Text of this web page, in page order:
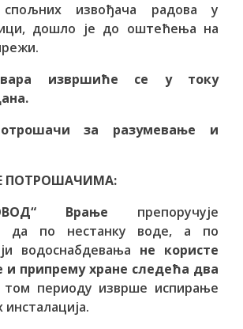
извођача радова у
дошло је до оштећења на
извршиће се у току
за разумевање и
ПОТРОШАЧИМА:
Врање препоручује
да по нестанку воде, а по
водоснабдевања не користе
и припрему хране следећа два
периоду изврше испирање
инсталација.